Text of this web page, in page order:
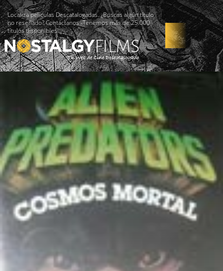
Localiza películas Descatalogadas. ¿Buscas algún título
no reseñado? Contáctanos -Tenemos más de 25.000
títulos disponibles!